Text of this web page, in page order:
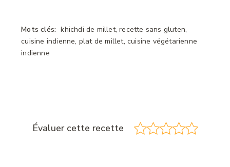
Mots clés: khichdi de millet, recette sans gluten,
cuisine indienne, plat de millet, cuisine végétarienne
indienne
Évaluer cette recette